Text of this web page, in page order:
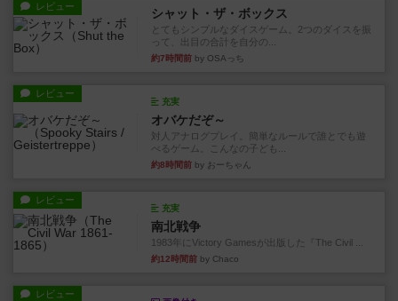
レビュー シャット・ザ・ボックス
とてもシンプルなダイスゲーム。2つのダイスを振
って、出目の合計を自分の...
約7時間前 by OSAっち
レビュー
充実
オバケだぞ～
対人アナログプレイ。簡単なルールで誰とでも遊
べるゲーム。こんなの子ども...
約8時間前 by おーちゃん
レビュー
充実
南北戦争
1983年にVictory Gamesが出版した『The Civil ...
約12時間前 by Chaco
レビュー